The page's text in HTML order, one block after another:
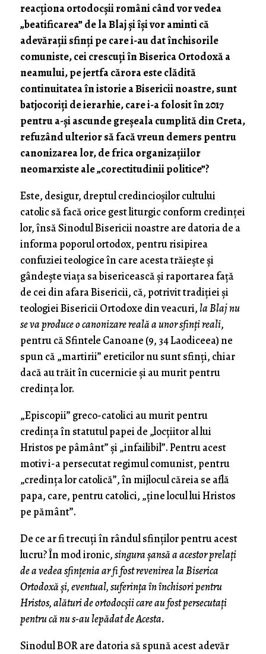
reacționa ortodocșii români când vor vedea
„beatificarea” de la Blaj și își vor aminti că
adevărații sfinți pe care i-au dat închisorile
comuniste, cei crescuți în Biserica Ortodoxă a
neamului, pe jertfa cărora este clădită
continuitatea în istorie a Bisericii noastre, sunt
batjocoriți de ierarhie, care i-a folosit în 2017
pentru a-și ascunde greșeala cumplită din Creta,
refuzând ulterior să facă vreun demers pentru
canonizarea lor, de frica organizațiilor
neomarxiste ale „corectitudinii politice”?
Este, desigur, dreptul credincioșilor cultului
catolic să facă orice gest liturgic conform credinței
lor, însă Sinodul Bisericii noastre are datoria de a
informa poporul ortodox, pentru risipirea
confuziei teologice în care acesta trăiește și
gândește viața sa bisericească și raportarea față
de cei din afara Bisericii, că, potrivit tradiției și
teologiei Bisericii Ortodoxe din veacuri, la Blaj nu
se va produce o canonizare reală a unor sfinți reali,
pentru că Sfintele Canoane (9, 34 Laodiceea) ne
spun că „martirii” ereticilor nu sunt sfinți, chiar
dacă au trăit în cucernicie și au murit pentru
credința lor.
„Episcopii” greco-catolici au murit pentru
credința în statutul papei de „locțiitor al lui
Hristos pe pâmânt” și „infailibil”. Pentru acest
motiv i-a persecutat regimul comunist, pentru
„credința lor catolică”, în mijlocul căreia se află
papa, care, pentru catolici, „ține locul lui Hristos
pe pământ”.
De ce ar fi trecuți în rândul sfinților pentru acest
lucru? În mod ironic,singura șansă a acestor prelați
de a vedea sfințenia ar fi fost revenirea la Biserica
Ortodoxă și, eventual, suferința în închisori pentru
Hristos, alături de ortodocșii care au fost persecutați
pentru că nu s-au lepădat de Acesta.
Sinodul BOR are datoria să spună acest adevăr